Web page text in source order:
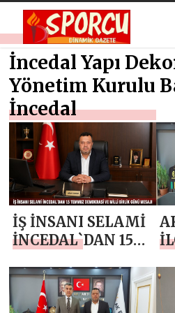
İncedal Yapı
Yönetim Kurulu
İncedal
İŞ İNSANI SELAMİ
İNCEDAL`DAN 15
DEMOKRASİ VE
MİLLİ BİRLİK